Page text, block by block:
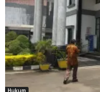
Hukum